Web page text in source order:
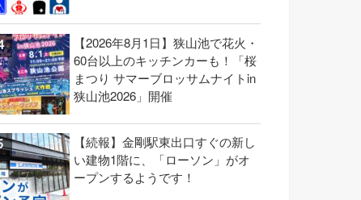
【2026年8月1日】狭山池で花火・
60台以上のキッチンカーも！「桜
まつり サマーブロッサムナイトin
狭山池2026」開催
【続報】金剛駅東出口すぐの新し
い建物1階に、「ローソン」がオ
ープンするようです！